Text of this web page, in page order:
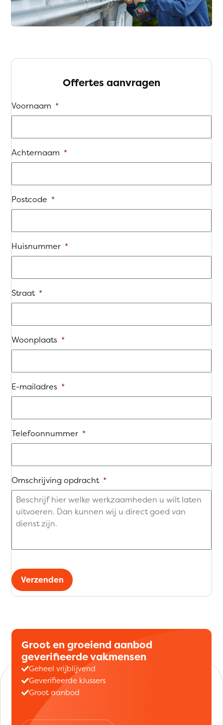
Offertes aanvragen
Voornaam *
Achternaam *
Postcode *
Huisnummer *
Straat *
Woonplaats *
E-mailadres *
Telefoonnummer *
Omschrijving opdracht *
Verzenden
Groot en groeiend aanbod
geverifieerde vakmensen
Geheel vrijblijvend
Geverifieerde klussers
Groot aanbod